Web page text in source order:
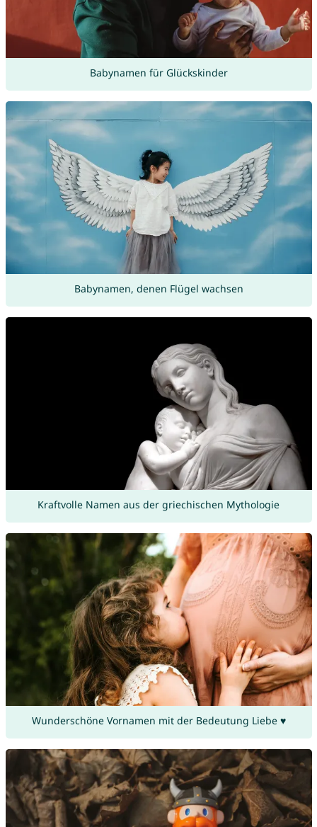
Babynamen für Glückskinder
Babynamen, denen Flügel wachsen
Kraftvolle Namen aus der griechischen Mythologie
Wunderschöne Vornamen mit der Bedeutung Liebe ♥